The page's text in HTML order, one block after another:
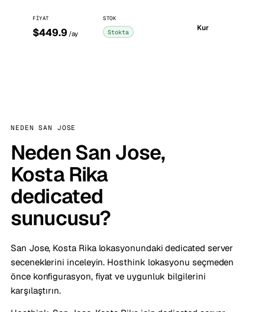
FIYAT
$449.9 /ay
STOK
Stokta Kur
NEDEN SAN JOSE
Neden San Jose,
Kosta Rika
dedicated
sunucusu?
San Jose, Kosta Rika lokasyonundaki dedicated server
seceneklerini inceleyin. Hosthink lokasyonu seçmeden
önce konfigurasyon, fiyat ve uygunluk bilgilerini
karşılaştırın.